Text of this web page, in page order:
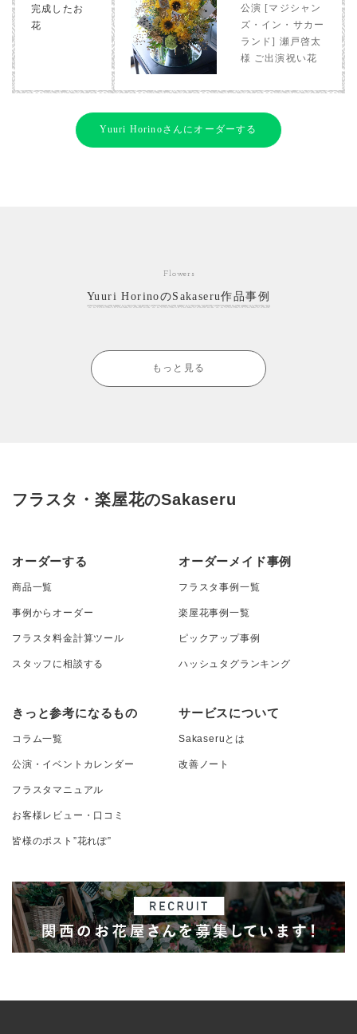
完成したお
花
公演 [マジシャン
ズ・イン・サカー
ランド] 瀬戸啓太
様 ご出演祝い花
Yuuri Horinoさんにオーダーする
Flowers
Yuuri HorinoのSakaseru作品事例
もっと見る
フラスタ・楽屋花のSakaseru
オーダーする
商品一覧
事例からオーダー
フラスタ料金計算ツール
スタッフに相談する
オーダーメイド事例
フラスタ事例一覧
楽屋花事例一覧
ピックアップ事例
ハッシュタグランキング
きっと参考になるもの
コラム一覧
公演・イベントカレンダー
フラスタマニュアル
お客様レビュー・口コミ
皆様のポスト”花れぽ”
サービスについて
Sakaseruとは
改善ノート